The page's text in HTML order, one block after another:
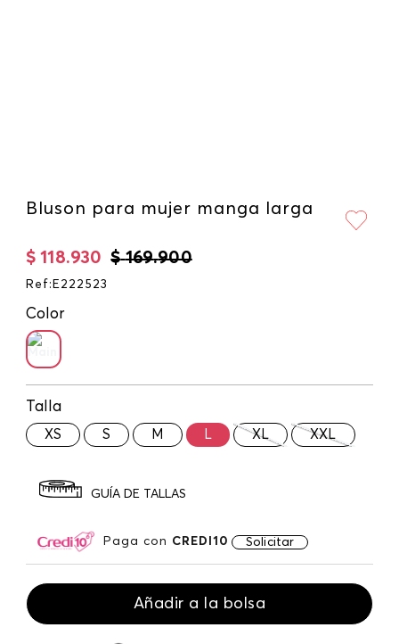
Bluson para mujer manga larga
$ 169.900
$ 118.930
Ref : E222523
Color
Talla
XS S M L XL XXL
GUÍA DE TALLAS
Paga con CREDI10 Solicitar
Añadir a la bolsa